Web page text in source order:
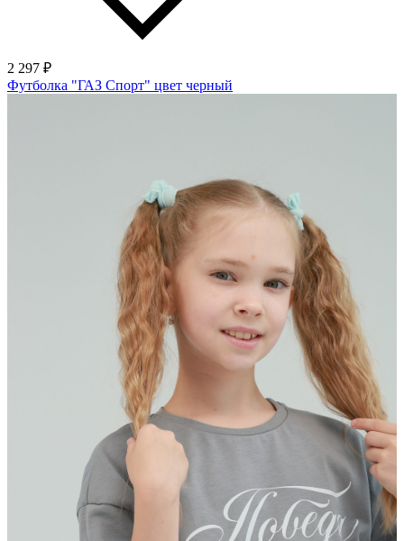
2 297 ₽
Футболка "ГАЗ Спорт" цвет черный